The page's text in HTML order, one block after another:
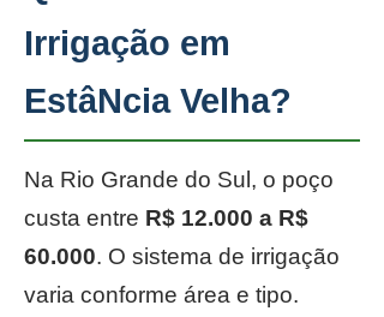
Irrigação em
EstâNcia Velha?
Na Rio Grande do Sul, o poço
custa entre R$ 12.000 a R$
60.000. O sistema de irrigação
varia conforme área e tipo.